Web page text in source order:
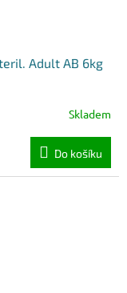
Adult AB 6kg
Skladem
Do košíku